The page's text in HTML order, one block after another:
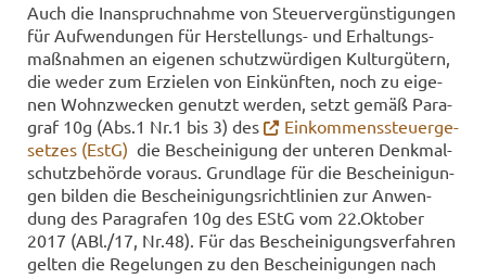
Auch die In­an­spruch­nah­me von Steu­er­ver­güns­ti­gun­gen
für Auf­wen­dun­gen für Herstellungs-​ und Er­hal­tungs­
maß­nah­men an ei­ge­nen schutz­wür­di­gen Kul­tur­gü­tern,
die weder zum Er­zie­len von Ein­künf­ten, noch zu ei­ge­
nen Wohn­zwe­cken ge­nutzt wer­den, setzt gemäß Pa­ra­
graf 10g (Abs.1 Nr.1 bis 3) des
Ein­kom­mens­steu­er­ge­
set­zes (EstG) die Be­schei­ni­gung der un­te­ren Denk­mal­
schutz­be­hör­de vor­aus. Grund­la­ge für die Be­schei­ni­gun­
gen bil­den die Be­schei­ni­gungs­richt­li­ni­en zur An­wen­
dung des Pa­ra­gra­fen 10g des EStG vom 22.Ok­to­ber
2017 (ABl./17, Nr.48). Für das Be­schei­ni­gungs­ver­fah­ren
gel­ten die Re­ge­lun­gen zu den Be­schei­ni­gun­gen nach